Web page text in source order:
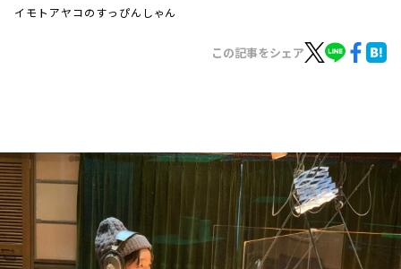
トピックス
TBS Podcast
お知らせ
イベント・グッズ
YouTube
会社情報
イモトアヤコのすっぴんしゃん
この記事をシェア